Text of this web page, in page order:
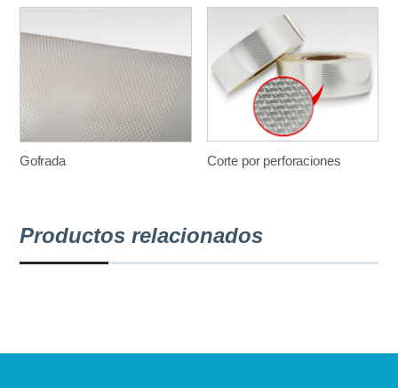
Gofrada Corte por perforaciones
Productos relacionados